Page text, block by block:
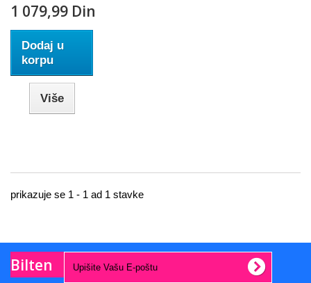
1 079,99 Din
Dodaj u
korpu
Više
prikazuje se 1 - 1 ad 1 stavke
Bilten